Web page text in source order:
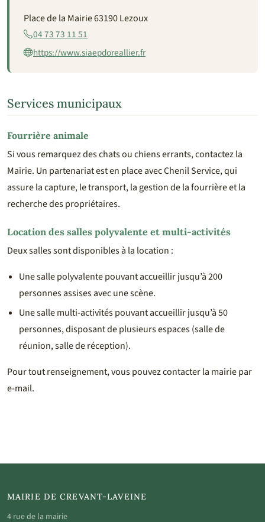
Place de la Mairie 63190 Lezoux
04 73 73 11 51
https://www.siaepdoreallier.fr
Services municipaux
Fourrière animale
Si vous remarquez des chats ou chiens errants, contactez la
Mairie. Un partenariat est en place avec Chenil Service, qui
assure la capture, le transport, la gestion de la fourrière et la
recherche des propriétaires.
Location des salles polyvalente et multi-activités
Deux salles sont disponibles à la location :
Une salle polyvalente pouvant accueillir jusqu’à 200
personnes assises avec une scène.
Une salle multi-activités pouvant accueillir jusqu’à 50
personnes, disposant de plusieurs espaces (salle de
réunion, salle de réception).
Pour tout renseignement, vous pouvez contacter la mairie par
e-mail.
MAIRIE DE CREVANT-LAVEINE
4 rue de la mairie